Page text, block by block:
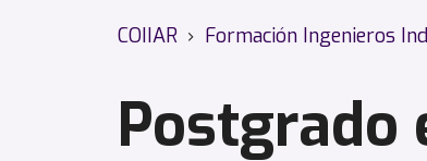
COIIAR › Formación Ingenieros
Postgrado